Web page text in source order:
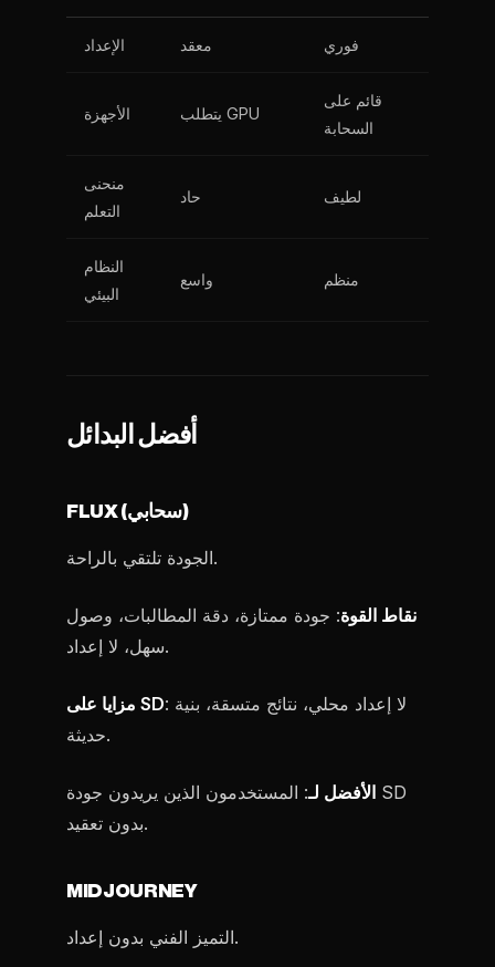
الإعداد معقد فوري
الأجهزة يتطلب GPU
قائم على
السحابة
منحنى
التعلم
حاد لطيف
النظام
البيئي
واسع منظم
أفضل البدائل
FLUX (سحابي)
الجودة تلتقي بالراحة.
نقاط القوة: جودة ممتازة، دقة المطالبات، وصول
سهل، لا إعداد.
مزايا على SD: لا إعداد محلي، نتائج متسقة، بنية
حديثة.
الأفضل لـ: المستخدمون الذين يريدون جودة SD
بدون تعقيد.
MIDJOURNEY
التميز الفني بدون إعداد.